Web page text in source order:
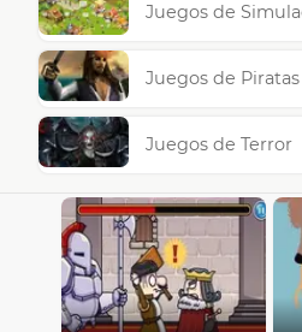
Juegos de
Juegos de Piratas
Juegos de Terror